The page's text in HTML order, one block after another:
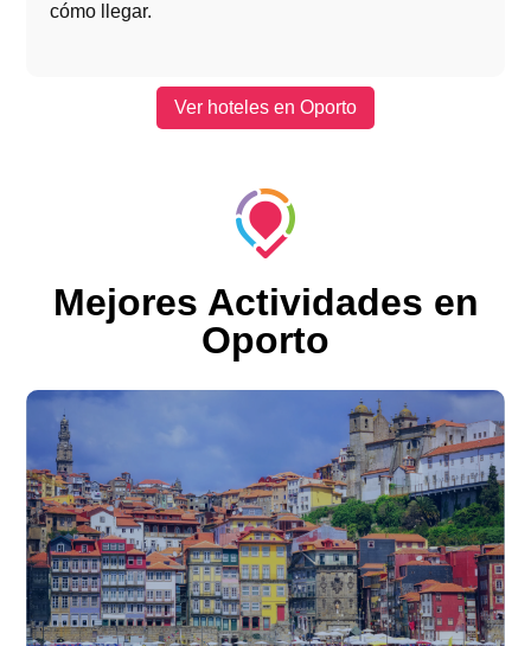
cómo llegar.
Ver hoteles en Oporto
Mejores Actividades en
Oporto